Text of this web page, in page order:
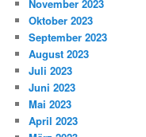
November 2023
Oktober 2023
September 2023
August 2023
Juli 2023
Juni 2023
Mai 2023
April 2023